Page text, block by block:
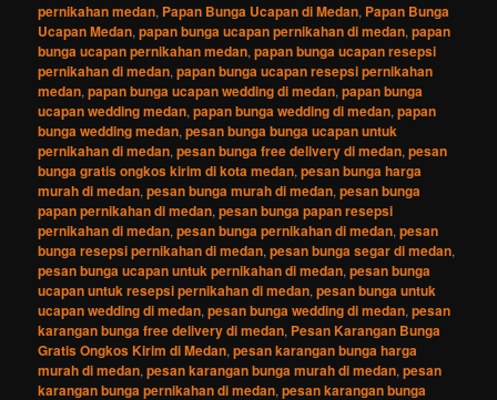
pernikahan medan, Papan Bunga Ucapan di Medan, Papan Bunga
Ucapan Medan,papan bunga ucapan pernikahan di medan,papan
bunga ucapan pernikahan medan,papan bunga ucapan resepsi
pernikahan di medan,papan bunga ucapan resepsi pernikahan
medan,papan bunga ucapan wedding di medan,papan bunga
ucapan wedding medan,papan bunga wedding di medan,papan
bunga wedding medan,pesan bunga bunga ucapan untuk
pernikahan di medan,pesan bunga free delivery di medan,pesan
bunga gratis ongkos kirim di kota medan,pesan bunga harga
murah di medan,pesan bunga murah di medan,pesan bunga
papan pernikahan di medan,pesan bunga papan resepsi
pernikahan di medan,pesan bunga pernikahan di medan,pesan
bunga resepsi pernikahan di medan,pesan bunga segar di medan,
pesan bunga ucapan untuk pernikahan di medan,pesan bunga
ucapan untuk resepsi pernikahan di medan,pesan bunga untuk
ucapan wedding di medan,pesan bunga wedding di medan,pesan
karangan bunga free delivery di medan, Pesan Karangan Bunga
Gratis Ongkos Kirim di Medan,pesan karangan bunga harga
murah di medan,pesan karangan bunga murah di medan,pesan
karangan bunga pernikahan di medan,pesan karangan bunga